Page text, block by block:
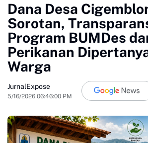
Dana Desa
Sorotan,
Program BUMDes
Perikanan
Warga
JurnalExpose
5/16/2026 06:46:00 PM